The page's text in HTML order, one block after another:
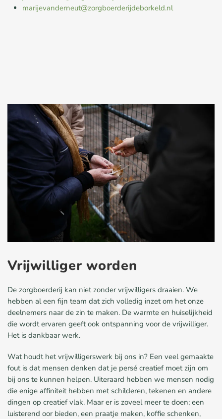
marijevanderneut@zorgboerderijdeborkeld.nl
Vrijwilliger worden
De zorgboerderij kan niet zonder vrijwilligers draaien. We
hebben al een fijn team dat zich volledig inzet om het onze
deelnemers naar de zin te maken. De warmte en huiselijkheid
die wordt ervaren geeft ook ontspanning voor de vrijwilliger.
Het is dankbaar werk.
Wat houdt het vrijwilligerswerk bij ons in? Een veel gemaakte
fout is dat mensen denken dat je persé creatief moet zijn om
bij ons te kunnen helpen. Uiteraard hebben we mensen nodig
die enige affiniteit hebben met schilderen, tekenen en andere
dingen op creatief vlak. Maar er is zoveel meer te doen; een
luisterend oor bieden, een praatje maken, koffie schenken,